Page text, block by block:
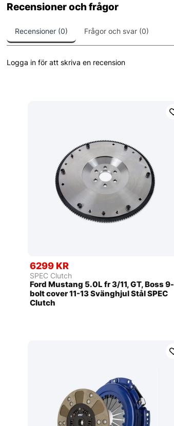
Recensioner och frågor
Recensioner (0) Frågor och svar (0)
Logga in för att skriva en recension
6299 KR
SPEC Clutch
Ford Mustang 5.0L fr 3/11, GT, Boss 9-
bolt cover 11-13 Svänghjul Stål SPEC
Clutch